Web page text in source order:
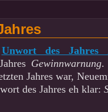
Unwort des Jahres
Gewinnwarnung.
Jahres war,
des Jahres eh klar: